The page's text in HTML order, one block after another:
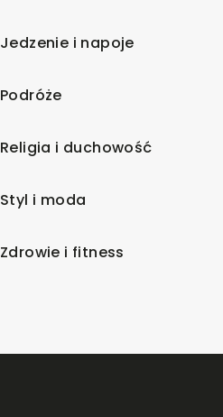
Jedzenie i napoje
Podróże
Religia i duchowość
Styl i moda
Zdrowie i fitness